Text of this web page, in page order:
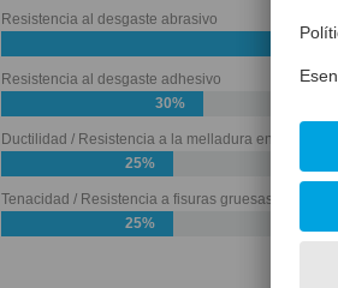
Resistencia al desgaste abrasivo
50%
Resistencia al desgaste adhesivo
30%
Ductilidad / Resistencia a la melladura en los bordes
25%
Tenacidad / Resistencia a fisuras gruesas
25%